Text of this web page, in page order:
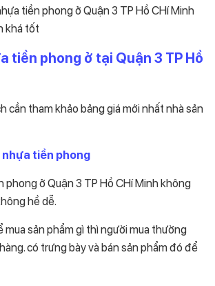
tiền phong ở Quận 3 TP Hồ CHí Minh
khá tốt
tiền phong ở tại Quận 3 TP Hồ
cần tham khảo bảng giá mới nhất nhà sản
nhựa tiền phong
phong ở Quận 3 TP Hồ CHí Minh không
hề dễ.
sản phẩm gì thì người mua thường
có trưng bày và bán sản phẩm đó để